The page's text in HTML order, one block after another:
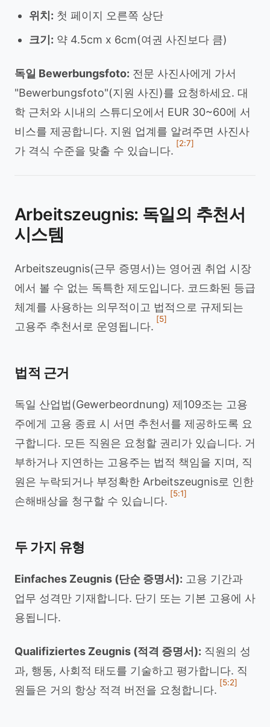
위치: 첫 페이지 오른쪽 상단
크기: 약 4.5cm x 6cm(여권 사진보다 큼)
독일 Bewerbungsfoto: 전문 사진사에게 가서
"Bewerbungsfoto"(지원 사진)를 요청하세요. 대
학 근처와 시내의 스튜디오에서 EUR 30~60에 서
비스를 제공합니다. 지원 업계를 알려주면 사진사
가 격식 수준을 맞출 수 있습니다.
[2:7]
Arbeitszeugnis: 독일의 추천서
시스템
Arbeitszeugnis(근무 증명서)는 영어권 취업 시장
에서 볼 수 없는 독특한 제도입니다. 코드화된 등급
체계를 사용하는 의무적이고 법적으로 규제되는
고용주 추천서로 운영됩니다.
[5]
법적 근거
독일 산업법(Gewerbeordnung) 제109조는 고용
주에게 고용 종료 시 서면 추천서를 제공하도록 요
구합니다. 모든 직원은 요청할 권리가 있습니다. 거
부하거나 지연하는 고용주는 법적 책임을 지며, 직
원은 누락되거나 부정확한 Arbeitszeugnis로 인한
손해배상을 청구할 수 있습니다.
[5:1]
두 가지 유형
Einfaches Zeugnis (단순 증명서): 고용 기간과
업무 성격만 기재합니다. 단기 또는 기본 고용에 사
용됩니다.
Qualifiziertes Zeugnis (적격 증명서): 직원의 성
과, 행동, 사회적 태도를 기술하고 평가합니다. 직
원들은 거의 항상 적격 버전을 요청합니다.
[5:2]